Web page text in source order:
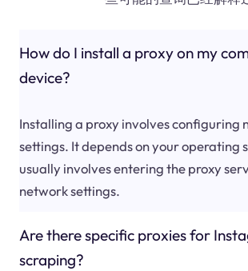
How do I install a proxy on my
device?
Installing a proxy involves configuring
settings. It depends on your operating
usually involves entering the proxy
network settings.
Are there specific proxies for
scraping?